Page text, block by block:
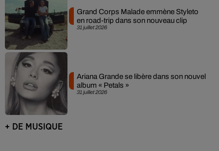
31 juillet 2026
Grand Corps Malade emmène Styleto
en road-trip dans son nouveau clip
31 juillet 2026
Ariana Grande se libère dans son nouvel
album « Petals »
+ DE MUSIQUE